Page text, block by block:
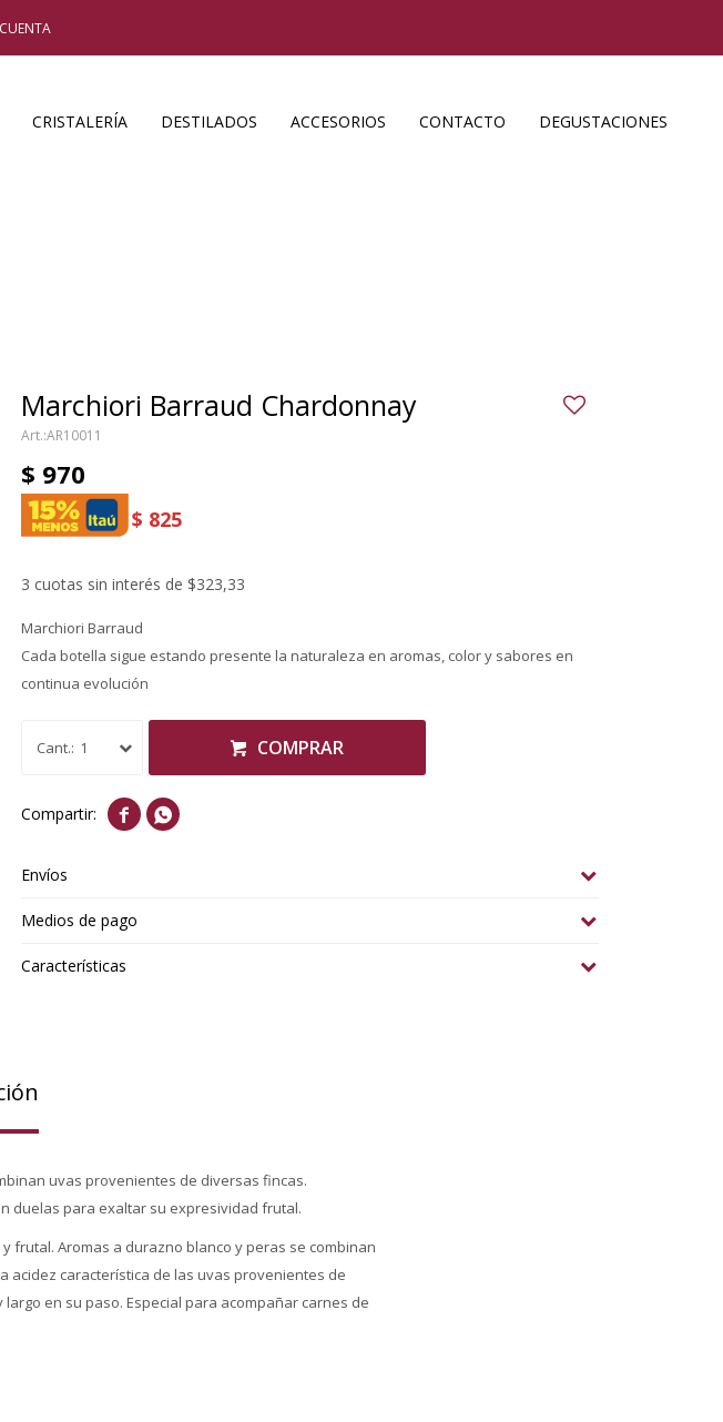
CRISTALERÍA DESTILADOS ACCESORIOS CONTACTO DEGUSTACIONES
Marchiori Barraud Chardonnay
AR10011
$ 970
$ 825
3 cuotas sin interés de $323,33
Marchiori Barraud
Cada botella sigue estando presente la naturaleza en aromas, color y sabores en
continua evolución
1 COMPRAR
 
Envíos
Medios de pago
Características
uvas provenientes de diversas fincas.
duelas para exaltar su expresividad frutal.
frutal. Aromas a durazno blanco y peras se combinan
acidez característica de las uvas provenientes de
en su paso. Especial para acompañar carnes de